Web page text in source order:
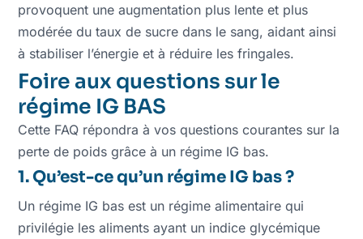
provoquent une augmentation plus lente et plus
modérée du taux de sucre dans le sang, aidant ainsi
à stabiliser l’énergie et à réduire les fringales.
Foire aux questions sur le
régime IG BAS
Cette FAQ répondra à vos questions courantes sur la
perte de poids grâce à un régime IG bas.
1. Qu’est-ce qu’un régime IG bas ?
Un régime IG bas est un régime alimentaire qui
privilégie les aliments ayant un indice glycémique